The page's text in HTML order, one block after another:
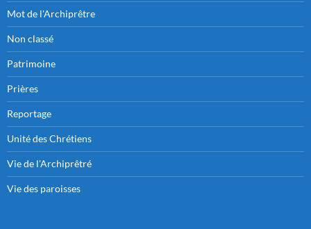
Mot de l'Archiprêtre
Non classé
Patrimoine
Prières
Reportage
Unité des Chrétiens
Vie de l'Archiprêtré
Vie des paroisses